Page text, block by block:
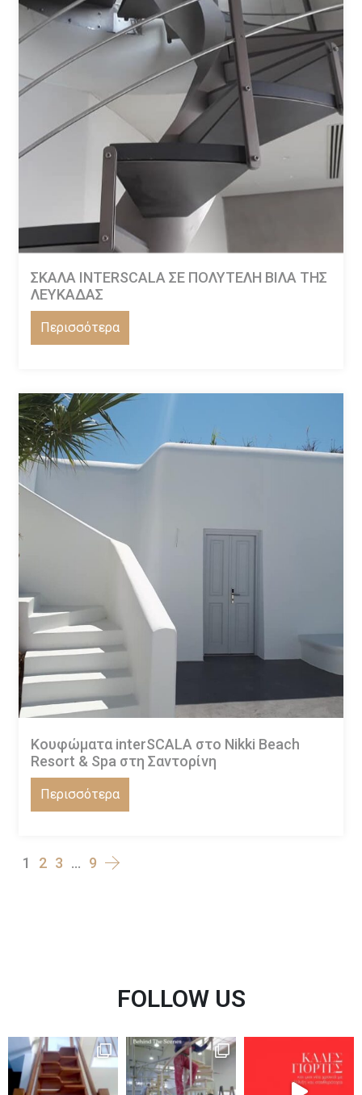
ΣΚΑΛΑ INTERSCALA ΣΕ ΠΟΛΥΤΕΛΗ ΒΙΛΑ ΤΗΣ
ΛΕΥΚΑΔΑΣ
Περισσότερα
Κουφώματα interSCALA στο Nikki Beach
Resort & Spa στη Σαντορίνη
Περισσότερα
1 2 3 … 9
FOLLOW US